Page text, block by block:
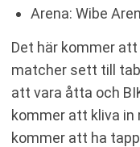
Arena: Wibe
Det här kommer
matcher sett till
att vara åtta och
kommer att kliva in
kommer att ha